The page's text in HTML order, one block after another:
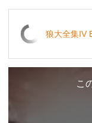
狼大全集IV
こ